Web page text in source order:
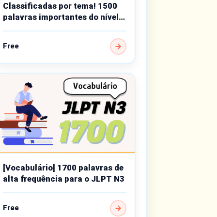
Classificadas por tema! 1500
palavras importantes do nível
intermediário
Free
[Vocabulário] 1700 palavras de
alta frequência para o JLPT N3
Free